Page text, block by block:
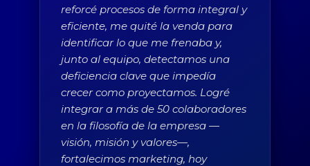
reforcé procesos de forma integral y
eficiente, me quité la venda para
identificar lo que me frenaba y,
junto al equipo, detectamos una
deficiencia clave que impedía
crecer como proyectamos. Logré
integrar a más de 50 colaboradores
en la filosofía de la empresa —
visión, misión y valores—,
fortalecimos marketing, hoy